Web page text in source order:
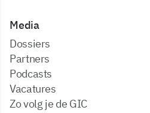
Media
dossiers
partners
podcasts
vacatures
zo volg je de GIC